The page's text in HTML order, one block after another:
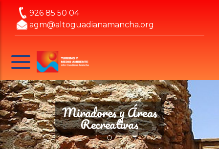
926 85 50 04
agm@altoguadianamancha.org
Miradores y Áreas
Recreativas